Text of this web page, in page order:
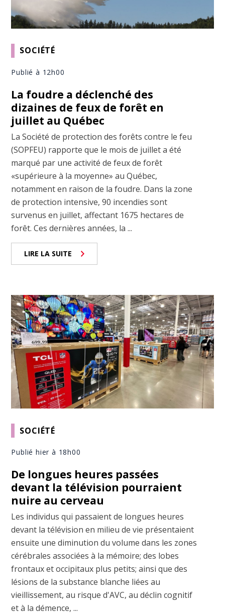
SOCIÉTÉ
Publié à 12h00
La foudre a déclenché des
dizaines de feux de forêt en
juillet au Québec
La Société de protection des forêts contre le feu
(SOPFEU) rapporte que le mois de juillet a été
marqué par une activité de feux de forêt
«supérieure à la moyenne» au Québec,
notamment en raison de la foudre. Dans la zone
de protection intensive, 90 incendies sont
survenus en juillet, affectant 1675 hectares de
forêt. Ces dernières années, la ...
LIRE LA SUITE
SOCIÉTÉ
Publié hier à 18h00
De longues heures passées
devant la télévision pourraient
nuire au cerveau
Les individus qui passaient de longues heures
devant la télévision en milieu de vie présentaient
ensuite une diminution du volume dans les zones
cérébrales associées à la mémoire; des lobes
frontaux et occipitaux plus petits; ainsi que des
lésions de la substance blanche liées au
vieillissement, au risque d'AVC, au déclin cognitif
et à la démence, ...